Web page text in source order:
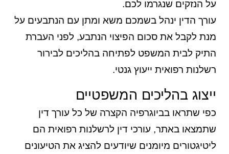
על הנזקים שנגרמו לכם.
עורך הדין ינהל בשמכם משא ומתן עם הנתבעים על
מנת לקבל את סכום הפיצוי הנתבע, לפני העברת
התיק לבית המשפט לפתיחה בהליכים לבירור
רשלנות רפואית ייעוץ גנטי.
ייצוג בהליכים המשפטיים
כפי שתראו בביוגרפיה הקצרה של כל עורך דין
שתמצאו באתר, עורכי דין לרשלנות רפואית הם
ליטיגטורים מיומנים שיודעים להציג את הטיעונים